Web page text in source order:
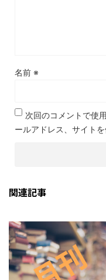
名前 ※
次回のコメントで使
ールアドレス、サイトを
関連記事